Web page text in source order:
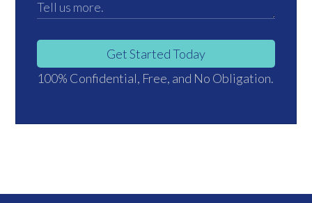
Get Started Today
100% Confidential, Free, and No Obligation.